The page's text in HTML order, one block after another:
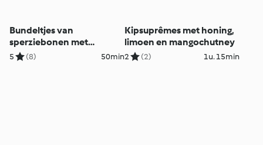
Bundeltjes van
sperziebonen met
aardappelen en tijmboter
5 (8) 50min
Kipsuprêmes met honing,
limoen en mangochutney
2 (2) 1u. 15min